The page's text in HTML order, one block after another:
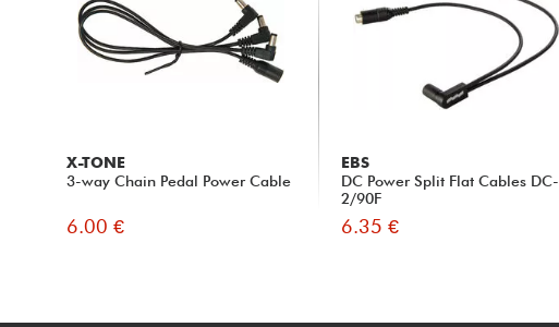
X-TONE
3-way Chain Pedal Power Cable
6.00 €
EBS
DC Power Split Flat Cables DC-
2/90F
6.35 €